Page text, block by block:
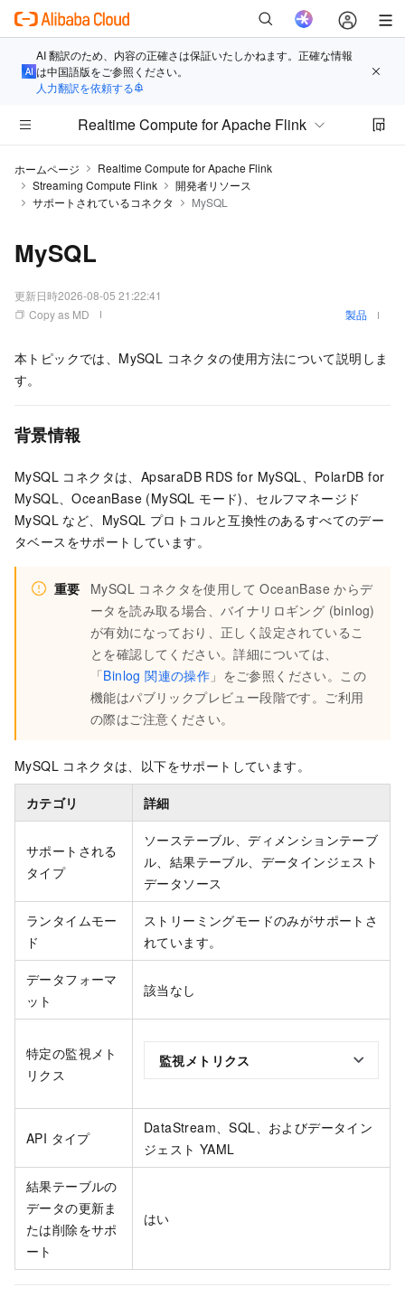
AI 翻訳のため、内容の正確さは保証いたしかねます。正確な情報
は中国語版をご参照ください。
人力翻訳を依頼する
Realtime Compute for Apache Flink
ホームページ
Realtime Compute for Apache Flink
Streaming Compute Flink
開発者リソース
サポートされているコネクタ
MySQL
MySQL
更新日時2026-08-05 21:22:41
Copy as MD
製品
本トピックでは、MySQL コネクタの使用方法について説明しま
す。
背景情報
MySQL コネクタは、ApsaraDB RDS for MySQL、PolarDB for
MySQL、OceanBase (MySQL モード)、セルフマネージド
MySQL など、MySQL プロトコルと互換性のあるすべてのデー
タベースをサポートしています。
重要
MySQL コネクタを使用して OceanBase からデ
ータを読み取る場合、バイナリロギング (binlog)
が有効になっており、正しく設定されているこ
とを確認してください。詳細については、
「Binlog 関連の操作 」をご参照ください。この
機能はパブリックプレビュー段階です。ご利用
の際はご注意ください。
MySQL コネクタは、以下をサポートしています。
カテゴリ 詳細
サポートされる
タイプ
ソーステーブル、ディメンションテーブ
ル、結果テーブル、データインジェスト
データソース
ランタイムモー
ド
ストリーミングモードのみがサポートさ
れています。
データフォーマ
ット
該当なし
特定の監視メト
リクス
監視メトリクス
API タイプ
DataStream、SQL、およびデータイン
ジェスト YAML
結果テーブルの
データの更新ま
たは削除をサポ
ート
はい